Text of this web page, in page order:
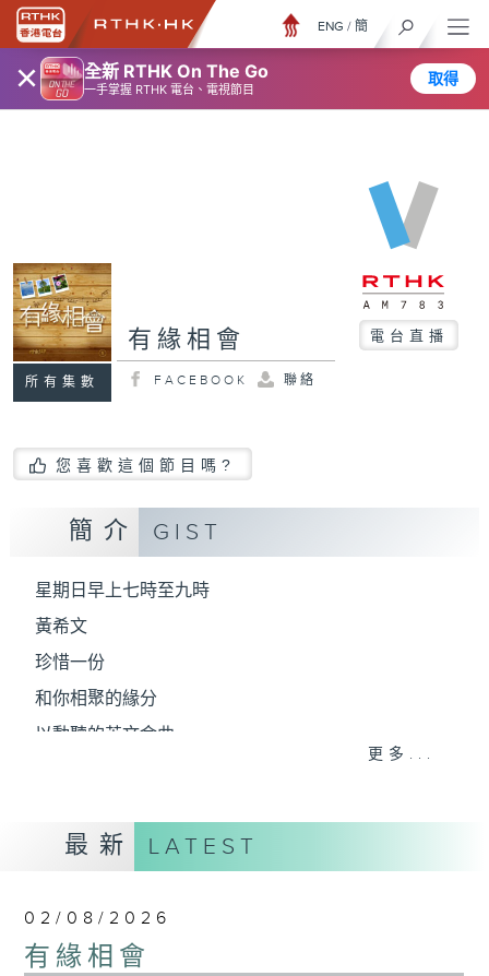
× 全新 RTHK On The Go
一手掌握 RTHK 電台、電視節目
取得
ENG / 簡
所有集數
有緣相會 電台直播
FACEBOOK 聯絡
您喜歡這個節目嗎?
簡介 GIST
星期日早上七時至九時
黃希文
珍惜一份
和你相聚的緣分
以動聽的英文金曲
更多...
最新 LATEST
02/08/2026
有緣相會